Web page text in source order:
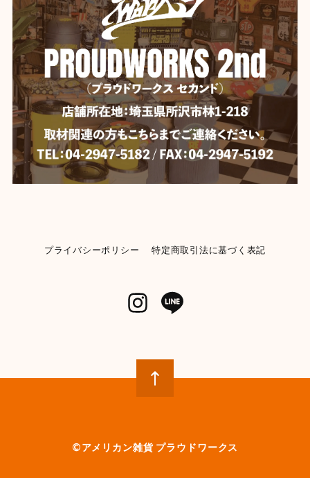
いつも迅速な発送、丁寧な梱包。 ありがとうございま
す。
【DULTON】 ダルトン デスクトップ バスケット
YELLOW
2026/06/04
【Mercury】マーキュリー ビーチサンダル 《BLACK》★
BLACK-28cm
2026/06/04
イエロー
2026/06/04
分から液漏れしてベタベタになります 今入ってる洗剤
プライバシーポリシー 特定商取引法に基づく表記
©︎アメリカン雑貨 プラウドワークス